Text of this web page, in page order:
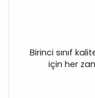
Birinci sınıf
için her